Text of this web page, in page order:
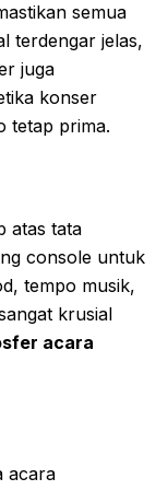
semua
terdengar jelas,
juga
konser
tetap prima.
atas tata
console untuk
tempo musik,
krusial
acara
acara